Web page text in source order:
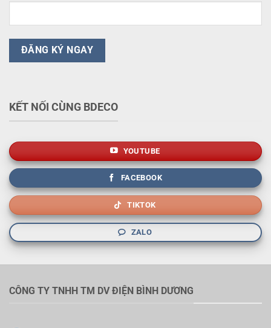
KẾT NỐI CÙNG BDECO
YOUTUBE
FACEBOOK
TIKTOK
ZALO
CÔNG TY TNHH TM DV ĐIỆN BÌNH DƯƠNG